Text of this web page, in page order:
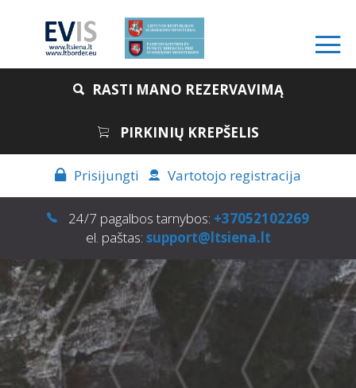
RASTI MANO REZERVAVIMĄ
PIRKINIŲ KREPŠELIS
Prisijungti Vartotojo registracija
24/7 pagalbos tarnybos: +37052102269
el. paštas: support@ltsiena.lt